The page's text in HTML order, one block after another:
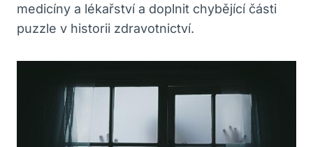
medicíny a lékařství a doplnit chybějící části
puzzle v historii zdravotnictví.